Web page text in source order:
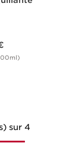
sur 4